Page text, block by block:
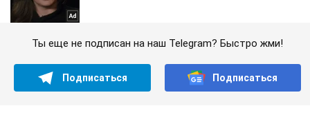
Ты еще не подписан на наш Telegram? Быстро жми!
Подписаться Подписаться